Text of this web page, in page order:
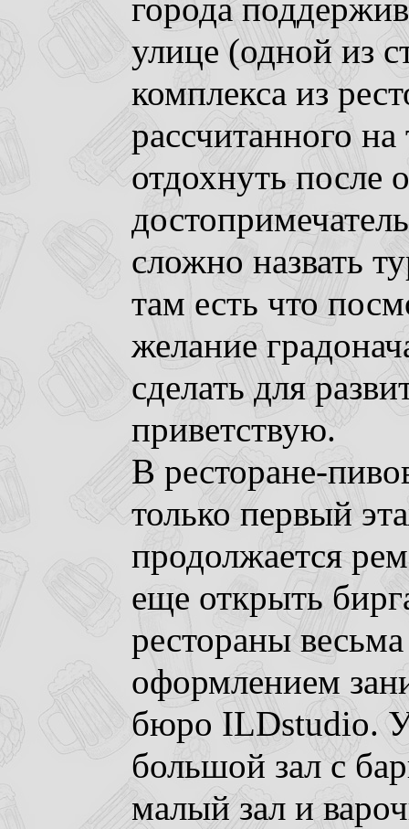
города
улице (одной из
комплекса из
рассчитанного
отдохнуть после
сложно назвать
там есть что
желание
сделать для
приветствую.
В ресторане-
только первый
продолжается
еще открыть
рестораны
оформлением
бюро ILDstudio.
большой зал с
малый зал и